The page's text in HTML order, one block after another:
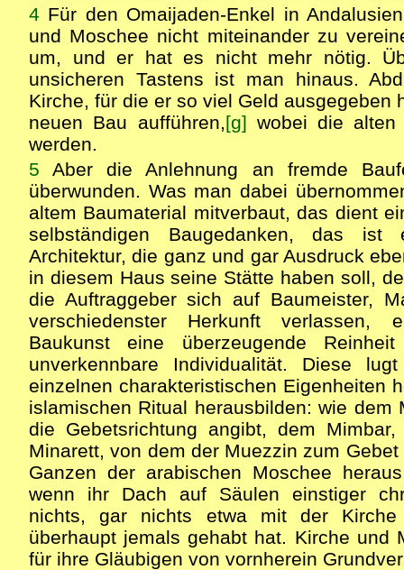
4 Für den Omaijaden-Enkel in
und Moschee nicht miteinander zu
um, und er hat es nicht mehr nötig.
unsicheren Tastens ist man hinaus.
Kirche, für die er so viel Geld ausgegeben
neuen Bau aufführen,[g] wobei die alten
werden.
5 Aber die Anlehnung an fremde
überwunden. Was man dabei
altem Baumaterial mitverbaut, das dient
selbständigen Baugedanken, das ist
Architektur, die ganz und gar Ausdruck
in diesem Haus seine Stätte haben soll,
die Auftraggeber sich auf Baumeister,
verschiedenster Herkunft verlassen,
Baukunst eine überzeugende
unverkennbare Individualität. Diese
einzelnen charakteristischen Eigenheiten
islamischen Ritual herausbilden: wie dem
die Gebetsrichtung angibt, dem
Minarett, von dem der Muezzin zum
Ganzen der arabischen Moschee
wenn ihr Dach auf Säulen einstiger
nichts, gar nichts etwa mit der
überhaupt jemals gehabt hat. Kirche und
für ihre Gläubigen von vornherein